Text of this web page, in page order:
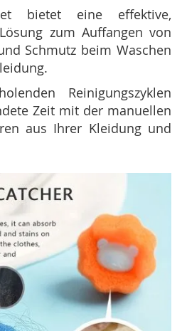
bietet eine effektive,
zum Auffangen von
Schmutz beim Waschen
Reinigungszyklen
Zeit mit der manuellen
aus Ihrer Kleidung und